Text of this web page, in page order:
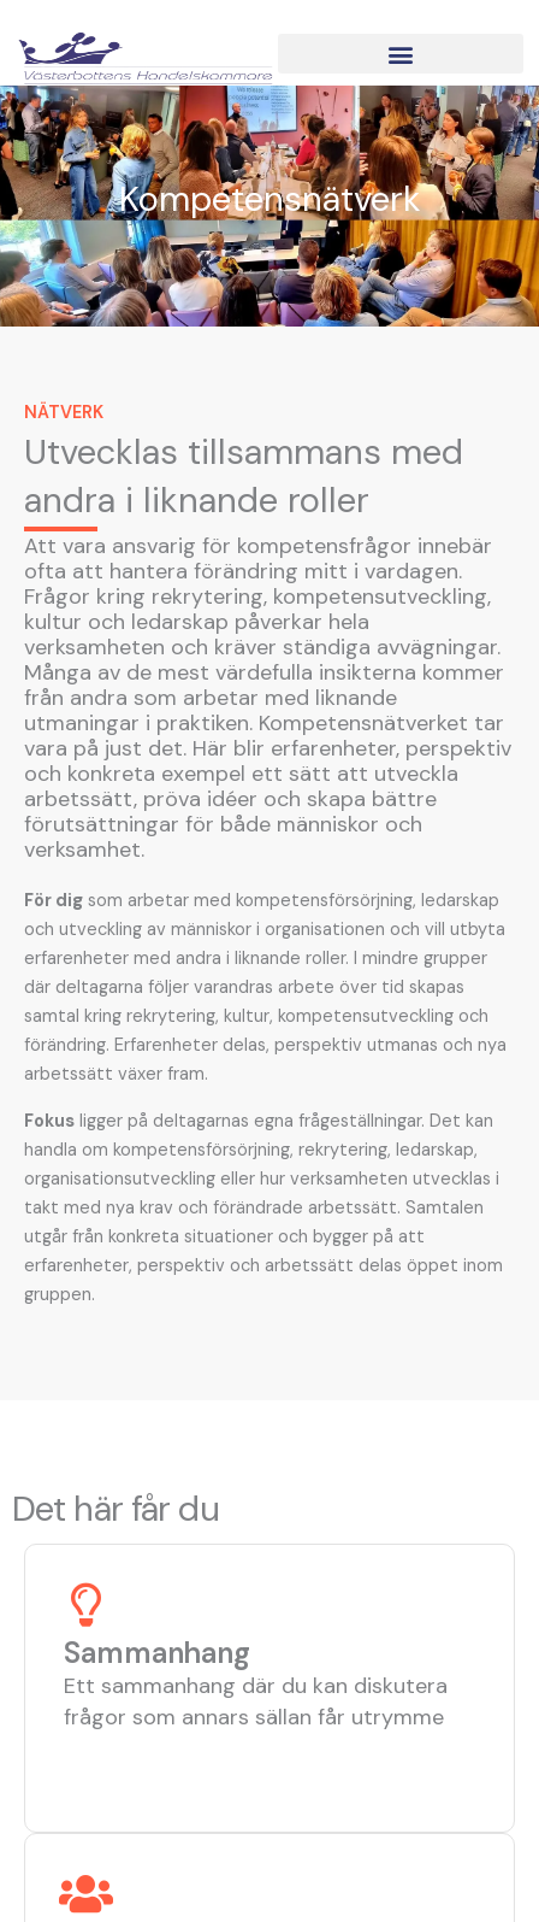
innehåll
Kompetensnätverk
NÄTVERK
Utvecklas tillsammans med
andra i liknande roller
Att vara ansvarig för kompetensfrågor innebär
ofta att hantera förändring mitt i vardagen.
Frågor kring rekrytering, kompetensutveckling,
kultur och ledarskap påverkar hela
verksamheten och kräver ständiga avvägningar.
Många av de mest värdefulla insikterna kommer
från andra som arbetar med liknande
utmaningar i praktiken. Kompetensnätverket tar
vara på just det. Här blir erfarenheter, perspektiv
och konkreta exempel ett sätt att utveckla
arbetssätt, pröva idéer och skapa bättre
förutsättningar för både människor och
verksamhet.
För dig som arbetar med kompetensförsörjning, ledarskap
och utveckling av människor i organisationen och vill utbyta
erfarenheter med andra i liknande roller. I mindre grupper
där deltagarna följer varandras arbete över tid skapas
samtal kring rekrytering, kultur, kompetensutveckling och
förändring. Erfarenheter delas, perspektiv utmanas och nya
arbetssätt växer fram.
Fokus ligger på deltagarnas egna frågeställningar. Det kan
handla om kompetensförsörjning, rekrytering, ledarskap,
organisationsutveckling eller hur verksamheten utvecklas i
takt med nya krav och förändrade arbetssätt. Samtalen
utgår från konkreta situationer och bygger på att
erfarenheter, perspektiv och arbetssätt delas öppet inom
gruppen.
Det här får du
Sammanhang
Ett sammanhang där du kan diskutera
frågor som annars sällan får utrymme